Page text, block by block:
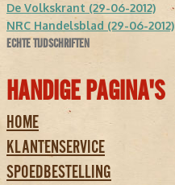
De Volkskrant (29-06-2012)
NRC Handelsblad (29-06-2012)
ECHTE TIJDSCHRIFTEN
HANDIGE PAGINA'S
HOME
KLANTENSERVICE
SPOEDBESTELLING